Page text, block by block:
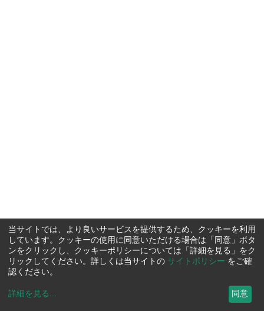
当サイトでは、より良いサービスを提供するため、クッキーを利用
しています。クッキーの使用に同意いただける場合は「同意」ボタ
ンをクリックし、クッキーポリシーについては「詳細を見る」をク
リックしてください。詳しくは当サイトの サイトポリシー をご確
認ください。
詳細を見る ... 同意